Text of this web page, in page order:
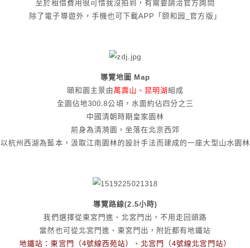
至於租借費用很可惜我沒拍到，有需要請洽官方詢問
除了電子導遊外，手機也可下載APP「颐和园_官方版」
導覽地圖 Map
頤和園主景由萬壽山、昆明湖組成
全園佔地300.8公頃，水面約佔四分之三
中國清朝時期皇家園林
前身為清漪園，坐落在北京西郊
以杭州西湖為藍本，汲取江南園林的設計手法而建成的一座大型山水園林
導覽路線(2.5小時)
我們選擇從東宮門進、北宮門出，不用走回頭路
當然也可從北宮門進、東宮門出，附近都有地鐵站
地鐵站：東宫門（4號線西苑站）、北宫門（4號線北宫門站）